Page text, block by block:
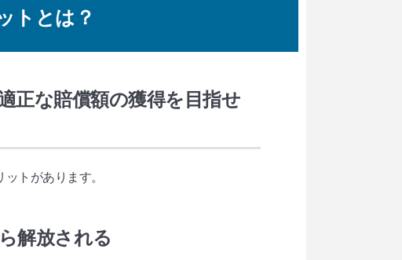
トとは？
正な賠償額の獲得を目指せ
トがあります。
解放される